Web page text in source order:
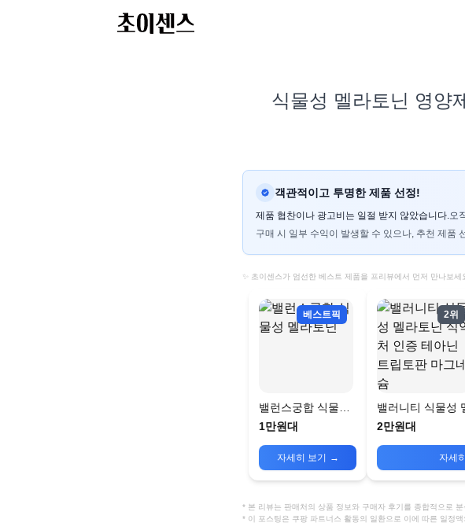
식물성 멜라토닌 영양
객관적이고 투명한 제품 선정!
제품 협찬이나 광고비는 일절 받지 않았습니다.오
구매 시 일부 수익이 발생할 수 있으나, 추천 제품
✨ 초이센스가 엄선한 베스트 제품을 프리뷰에서 먼저 만나보세
베스트픽
밸런스궁합 식물성
멜라토닌
1만원대
자세히 보기 →
2위
밸러니티 식물성
증 테아닌 트립토
2만원대
자세
* 본 리뷰는 판매처의 상품 정보와 구매자 후기를 종합적으로
* 이 포스팅은 쿠팡 파트너스 활동의 일환으로 이에 따른 일정액